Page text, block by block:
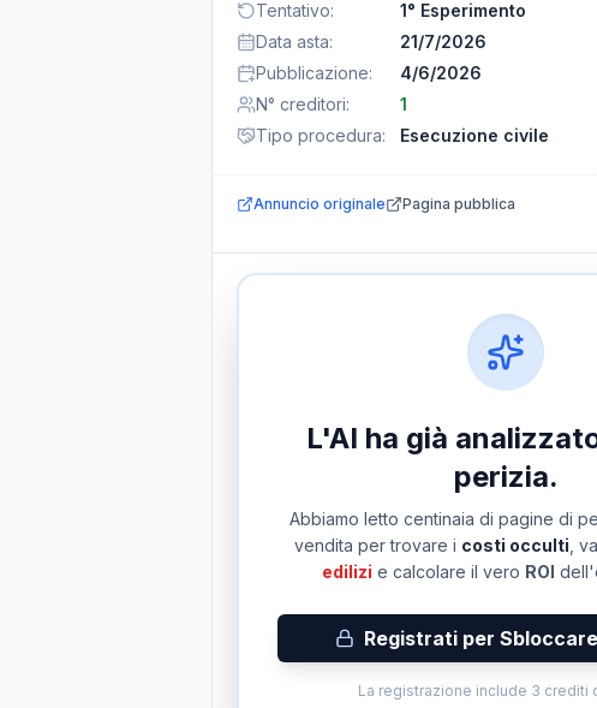
Tentativo:
1° Esperimento
Data asta:
21/7/2026
Pubblicazione:
4/6/2026
N° creditori:
1
Tipo procedura: Esecuzione civile
Annuncio originale Pagina pubblica
L'AI ha già
perizia.
Abbiamo letto centinaia di pagine di
vendita per trovare i costi occulti ,
edilizi e calcolare il vero ROI
Registrati per
La registrazione include 3 crediti